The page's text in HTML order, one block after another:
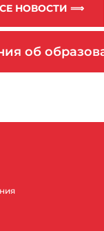
НОВОСТИ ⟹
об